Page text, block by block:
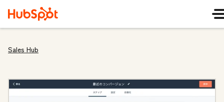
Sales Hub